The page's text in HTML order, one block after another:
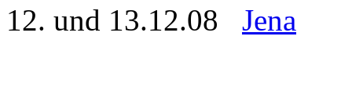
12. und 13.12.08 Jena